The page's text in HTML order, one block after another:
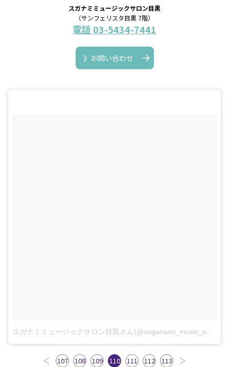
スガナミミュージックサロン目黒
（サンフェリスタ目黒 7階）
電話 03-5434-7441
》お問い合わせ
107 108 109 110 111 112 113